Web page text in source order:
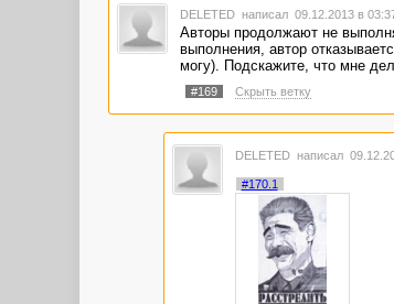
DELETED написал 09.12.2013 в
Авторы продолжают не
выполнения, автор
могу). Подскажите, что мне
#169 Скрыть ветку
DELETED написал
#170.1